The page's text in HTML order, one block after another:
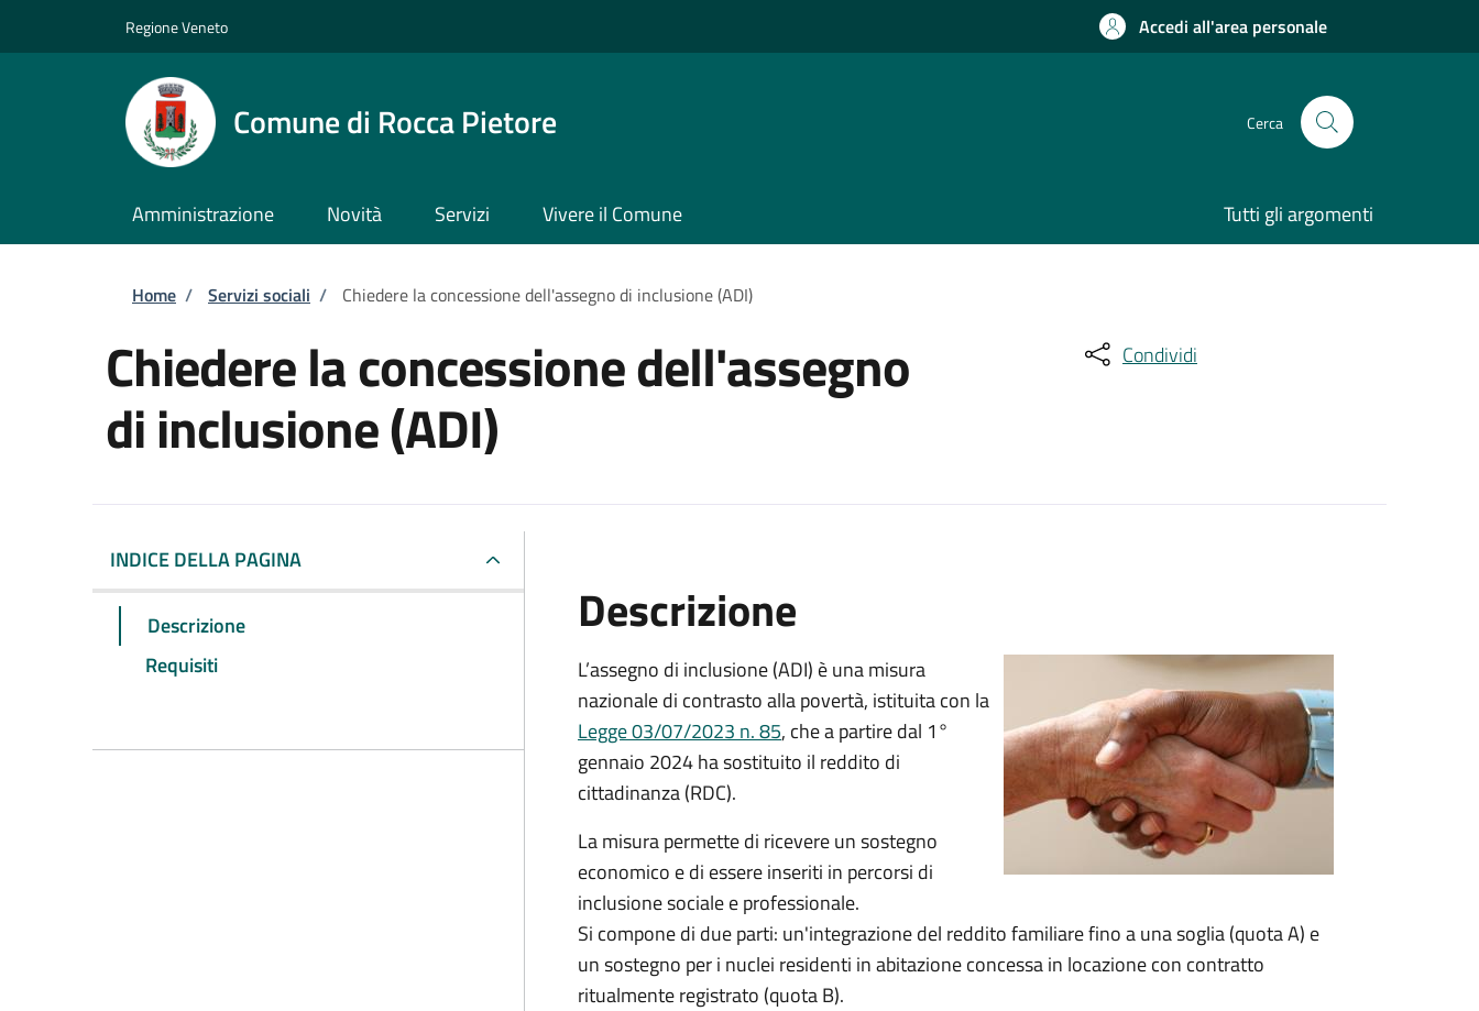
Regione Veneto Accedi all'area personale
Comune di Rocca Pietore Cerca
Amministrazione Novità Servizi Vivere il Comune Tutti gli argomenti
Briciole di pane
Home / Servizi sociali / Chiedere la concessione dell'assegno di inclusione (ADI)
Chiedere la concessione dell'assegno
di inclusione (ADI)
Condividi
INDICE DELLA PAGINA
Descrizione
Requisiti
Descrizione
L’assegno di inclusione (ADI) è una misura
nazionale di contrasto alla povertà, istituita con la
Legge 03/07/2023 n. 85, che a partire dal 1°
gennaio 2024 ha sostituito il reddito di
cittadinanza (RDC).
La misura permette di ricevere un sostegno
economico e di essere inseriti in percorsi di
inclusione sociale e professionale.
Si compone di due parti: un'integrazione del reddito familiare fino a una soglia (quota A) e
un sostegno per i nuclei residenti in abitazione concessa in locazione con contratto
ritualmente registrato (quota B).